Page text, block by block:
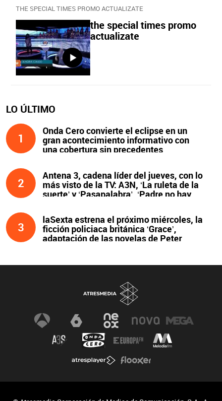
THE SPECIAL TIMES PROMO ACTUALIZATE
the special times promo
actualizate
LO ÚLTIMO
1
Onda Cero convierte el eclipse en un
gran acontecimiento informativo con
una cobertura sin precedentes
2
Antena 3, cadena líder del jueves, con lo
más visto de la TV: A3N, ‘La ruleta de la
suerte’ y ‘Pasapalabra’. ‘Padre no hay
3
laSexta estrena el próximo miércoles, la
ficción policiaca británica ‘Grace’,
adaptación de las novelas de Peter